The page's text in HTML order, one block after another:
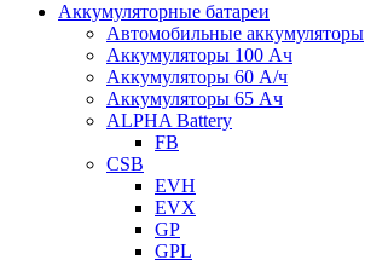
Аккумуляторные батареи
Автомобильные аккумуляторы
Аккумуляторы 100 Ач
Аккумуляторы 60 А/ч
Аккумуляторы 65 Ач
ALPHA Battery
FB
CSB
EVH
EVX
GP
GPL